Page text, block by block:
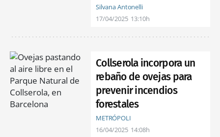
Silvana Antonelli
17/04/2025 13:10h
Collserola incorpora un
rebaño de ovejas para
prevenir incendios
forestales
METRÓPOLI
16/04/2025 14:08h